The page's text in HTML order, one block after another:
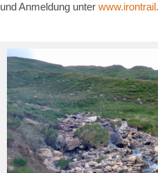
und Anmeldung unter